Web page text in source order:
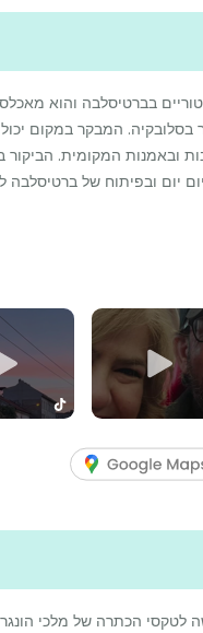
בברטיסלבה והוא
בסלובקיה. המבקר במקום
ובאמנות המקומית. הביקור
יום ובפיתוח של ברטיסלבה
לטקסי הכתרה של מלכי